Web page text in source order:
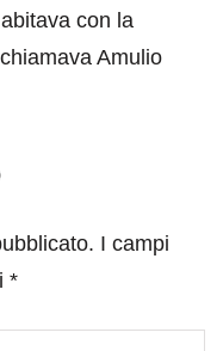
con la
Amulio
I campi
*